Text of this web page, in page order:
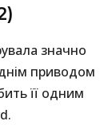
значно
приводом
її одним